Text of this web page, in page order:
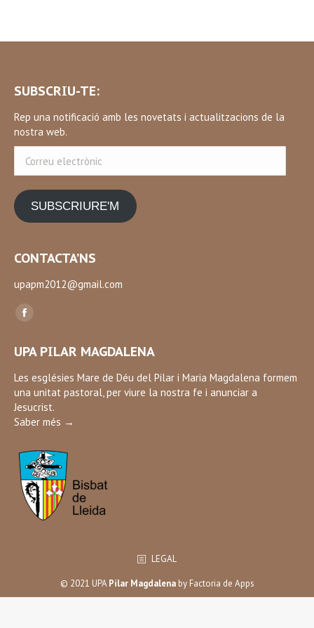
SUBSCRIU-TE:
Rep una notificació amb les novetats i actualitzacions de la
nostra web.
electrònic
SUBSCRIURE'M
CONTACTA’NS
upapm2012@gmail.com
Find us on:
Facebook
opens
in
new
window
UPA PILAR MAGDALENA
Les esglésies Mare de Déu del Pilar i Maria Magdalena formem
una unitat pastoral, per viure la nostra fe i anunciar a
Jesucrist.
Saber més →
LEGAL
© 2021 UPAPilar Magdalenaby Factoria de Apps